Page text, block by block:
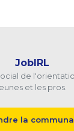
JobIRL
de
et les pros.
la